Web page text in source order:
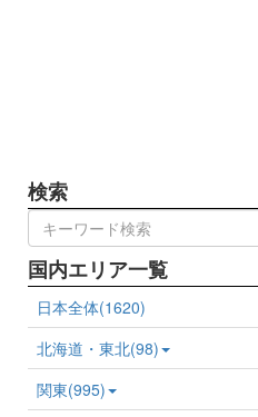
検索
国内エリア一覧
日本全体(1620)
北海道・東北(98)
関東(995)